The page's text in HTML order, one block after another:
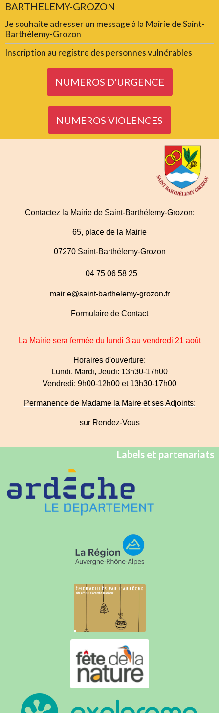
BARTHELEMY-GROZON
Je souhaite adresser un message à la Mairie de Saint-
Barthélemy-Grozon
Inscription au registre des personnes vulnérables
NUMEROS D'URGENCE
NUMEROS VIOLENCES
Contactez la Mairie de Saint-Barthélemy-Grozon:
65, place de la Mairie
07270 Saint-Barthélemy-Grozon
04 75 06 58 25
mairie@saint-barthelemy-grozon.fr
Formulaire de Contact
La Mairie sera fermée du lundi 3 au vendredi 21 août
Horaires d'ouverture:
Lundi, Mardi, Jeudi: 13h30-17h00
Vendredi: 9h00-12h00 et 13h30-17h00
Permanence de Madame la Maire et ses Adjoints:
sur Rendez-Vous
Labels et partenariats